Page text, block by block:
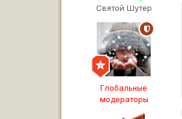
Святой Шутер
Глобальные
модераторы